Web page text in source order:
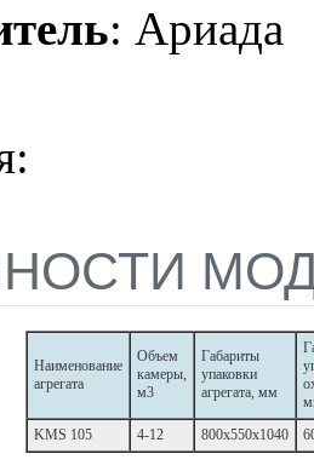
: Ариада
Наименование
агрегата
Объем
камеры,
м3
Габариты
упаковки
агрегата, мм
KMS 105
4-12 800x550x1040